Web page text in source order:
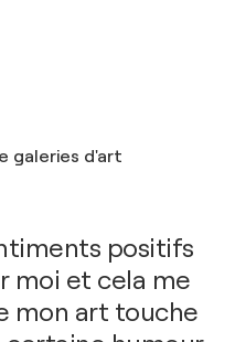
galeries d'art
positifs
moi et cela me
mon art touche